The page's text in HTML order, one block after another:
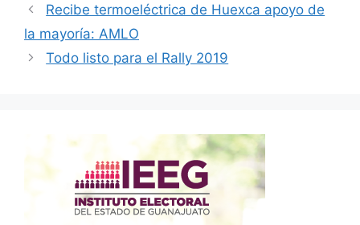
Recibe termoeléctrica de Huexca apoyo de
la mayoría: AMLO
Todo listo para el Rally 2019